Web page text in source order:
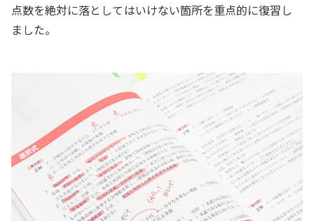
点数を絶対に落としてはいけない箇所を重点的に復習し
ました。